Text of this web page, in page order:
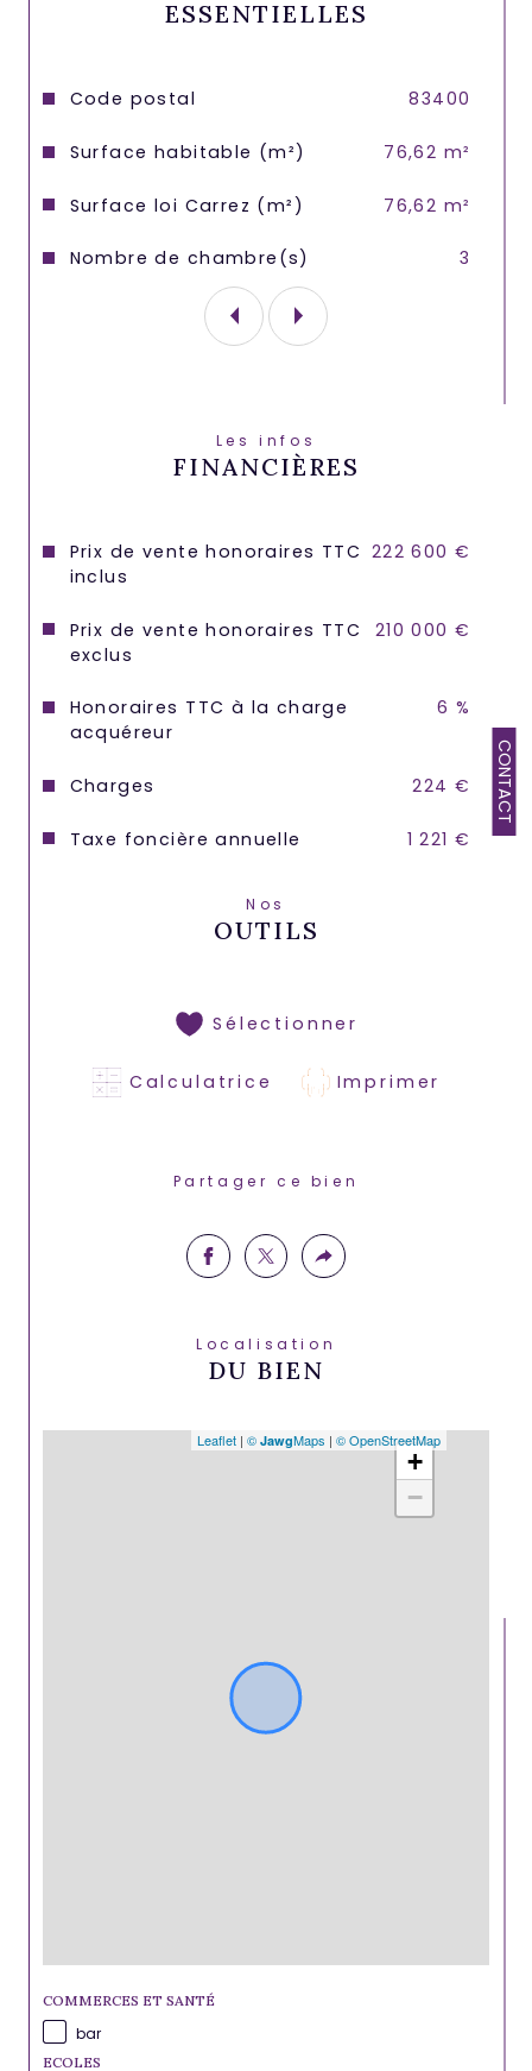
CONTACT
ESSENTIELLES
Caractéristiques Valeurs
Code postal 83400
Surface habitable (m²) 76,62 m²
Surface loi Carrez (m²) 76,62 m²
Nombre de chambre(s) 3
Les informations sur les risques auxquels
ce bien est exposé sont disponibles sur
Les infos
FINANCIÈRES
Prix de vente honoraires TTC
inclus
222 600 €
Prix de vente honoraires TTC
exclus
210 000 €
Honoraires TTC à la charge
acquéreur
6 %
Charges 224 €
Taxe foncière annuelle 1 221 €
Nos
OUTILS
Sélectionner
Calculatrice Imprimer
Partager ce bien
Localisation
DU BIEN
+
−
Leaflet | © JawgMaps | © OpenStreetMap
COMMERCES ET SANTÉ
bar
ECOLES